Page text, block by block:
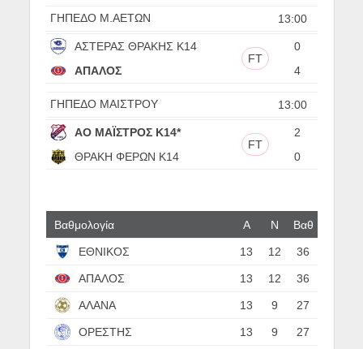
13:00
ΓΗΠΕΔΟ Μ.ΑΕΤΩΝ
ΑΣΤΕΡΑΣ ΘΡΑΚΗΣ Κ14
0
FT
ΑΠΑΛΟΣ
4
13:00
ΓΗΠΕΔΟ ΜΑΙΣΤΡΟΥ
ΑΟ ΜΑΪΣΤΡΟΣ Κ14*
2
FT
ΘΡΑΚΗ ΦΕΡΩΝ Κ14
0
Βαθμολογία Α N Βαθ
ΕΘΝΙΚΟΣ 13 12 36
ΑΠΑΛΟΣ 13 12 36
ΑΛΑΝΑ 13 9 27
ΟΡΕΣΤΗΣ 13 9 27